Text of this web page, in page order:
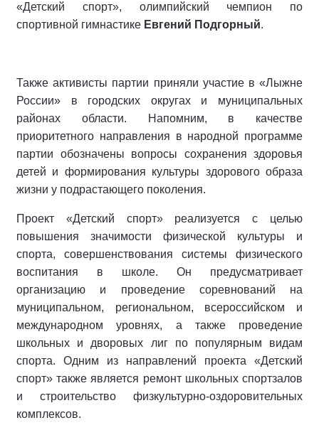
«Детский спорт», олимпийский чемпион по
спортивной гимнастике Евгений Подгорный.
Также активисты партии приняли участие в «Лыжне
России» в городских округах и муниципальных
районах области. Напомним, в качестве
приоритетного направления в народной программе
партии обозначены вопросы сохранения здоровья
детей и формирования культуры здорового образа
жизни у подрастающего поколения.
Проект «Детский спорт» реализуется с целью
повышения значимости физической культуры и
спорта, совершенствования системы физического
воспитания в школе. Он предусматривает
организацию и проведение соревнований на
муниципальном, региональном, всероссийском и
международном уровнях, а также проведение
школьных и дворовых лиг по популярным видам
спорта. Одним из направлений проекта «Детский
спорт» также является ремонт школьных спортзалов
и строительство физкультурно-оздоровительных
комплексов.